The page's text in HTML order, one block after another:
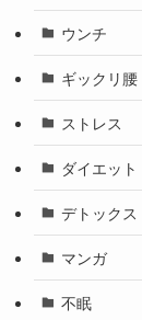
ウンチ
ギックリ腰
ストレス
ダイエット
デトックス
マンガ
不眠